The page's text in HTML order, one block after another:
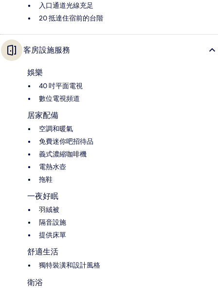
入口通道光線充足
20 抵達住宿前的台階
客房設施服務
娛樂
40 吋平面電視
數位電視頻道
居家配備
空調和暖氣
免費迷你吧招待品
義式濃縮咖啡機
電熱水壺
拖鞋
一夜好眠
羽絨被
隔音設施
提供床單
舒適生活
獨特裝潢和設計風格
衛浴